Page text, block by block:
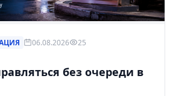
06.08.2026 25
без очереди в